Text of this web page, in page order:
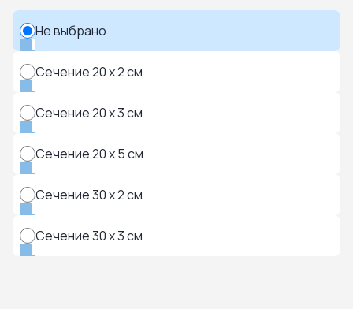
Не выбрано
Сечение 20 x 2 см
Сечение 20 x 3 см
Сечение 20 x 5 см
Сечение 30 x 2 см
Сечение 30 x 3 см